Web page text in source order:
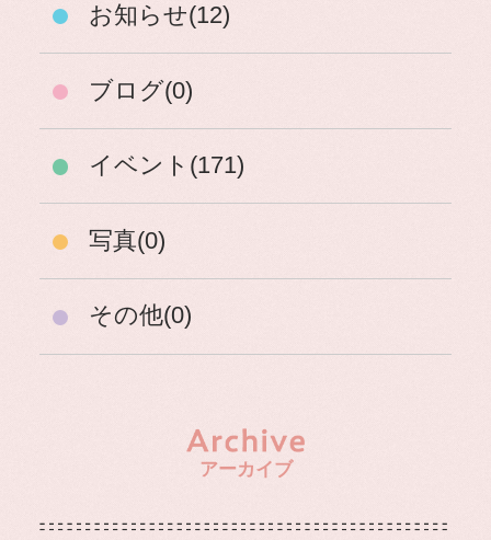
お知らせ(12)
ブログ(0)
イベント(171)
写真(0)
その他(0)
アーカイブ